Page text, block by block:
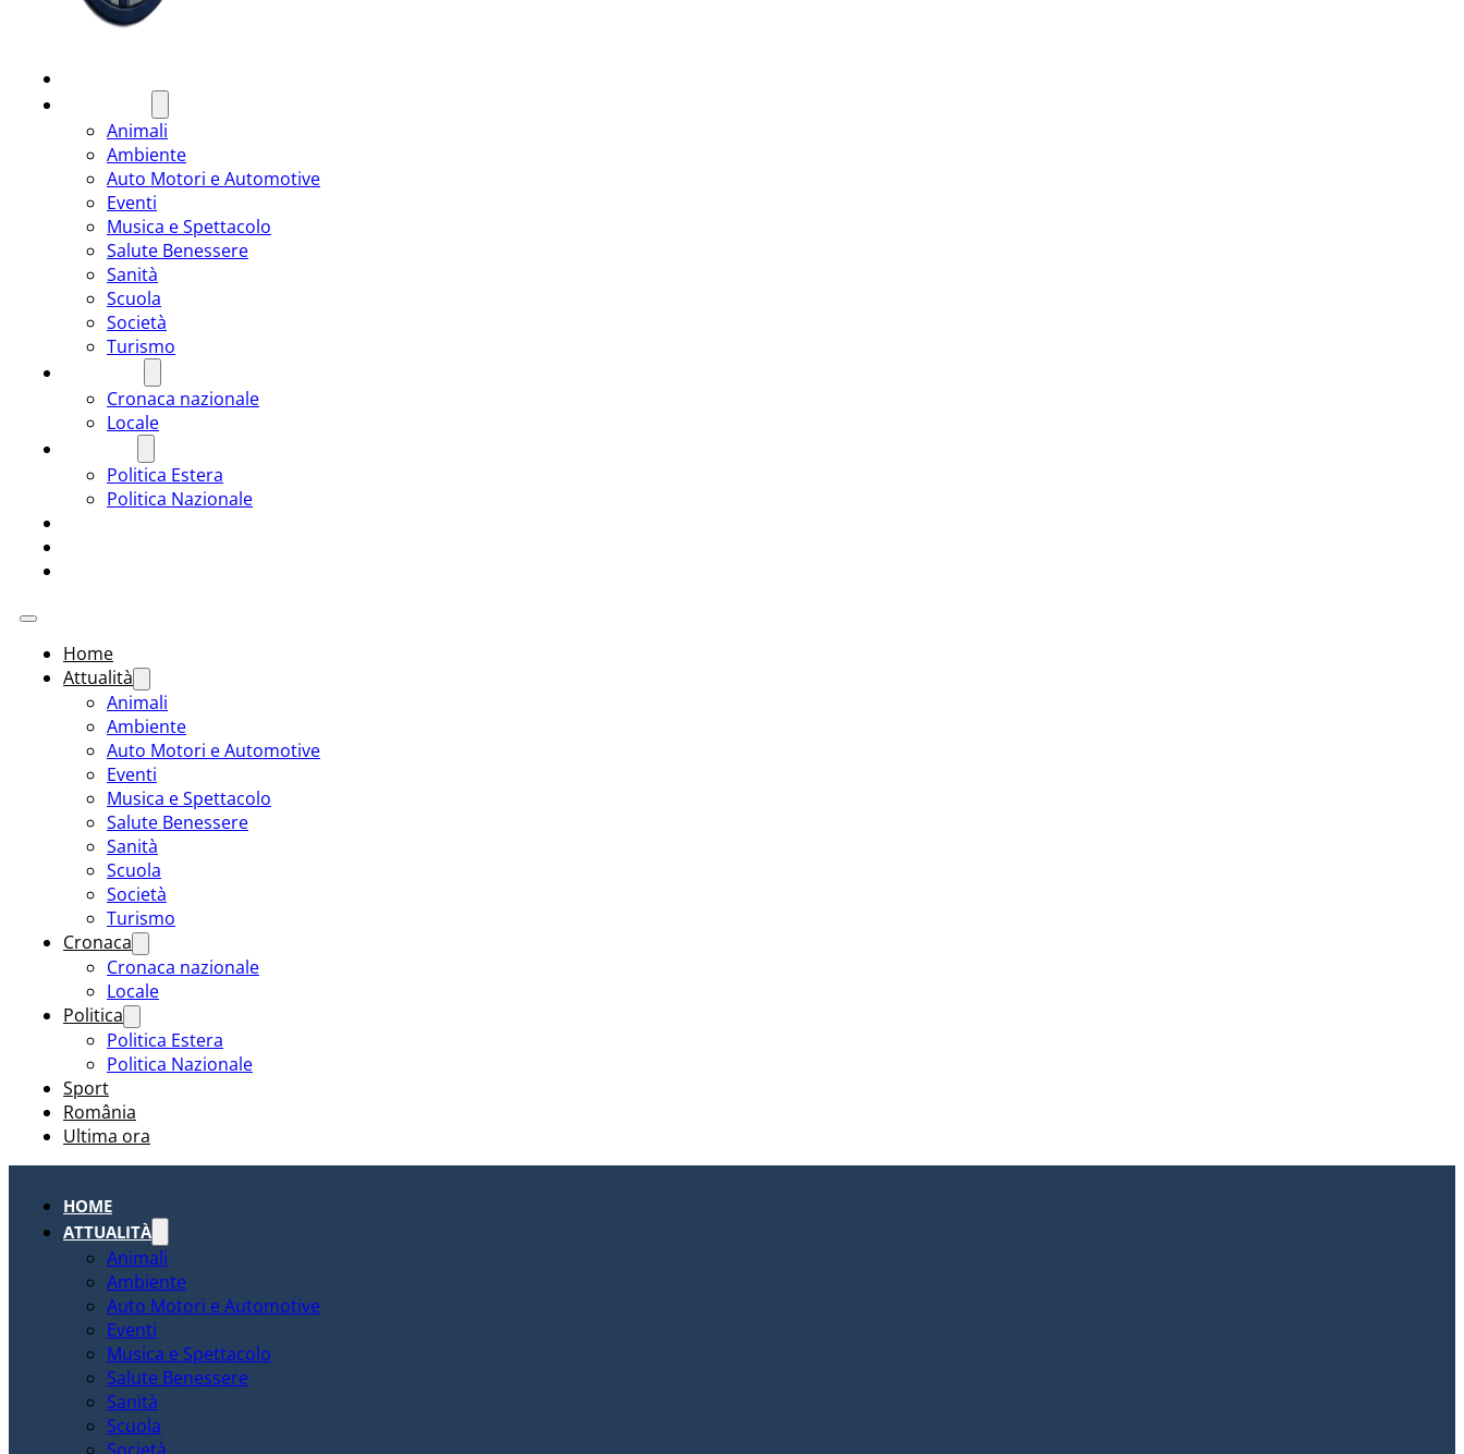
Animali
Ambiente
Auto Motori e Automotive
Eventi
Musica e Spettacolo
Salute Benessere
Sanità
Scuola
Società
Turismo
Cronaca nazionale
Locale
Politica Estera
Politica Nazionale
Home
Attualità
Animali
Ambiente
Auto Motori e Automotive
Eventi
Musica e Spettacolo
Salute Benessere
Sanità
Scuola
Società
Turismo
Cronaca
Cronaca nazionale
Locale
Politica
Politica Estera
Politica Nazionale
Sport
România
Ultima ora
HOME
ATTUALITÀ
Animali
Ambiente
Auto Motori e Automotive
Eventi
Musica e Spettacolo
Salute Benessere
Sanità
Scuola
Società